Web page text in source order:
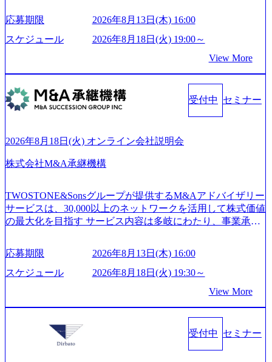
mages/20250502152751_46c65543-87ef-4e86-a85a-8649e1c532f9
_956x512.webp https://storage.googleapis.com/our-vision-producti
on.appspot.com/public/images/20250502152804_ba6aaa1a-9ffc-4f
m/our-vision-production.appspot.com/public/images/202505021528
31_721b100c-62c9-4258-aa0e-97182898115f_960x510.webp シ
ンプレクス社は、FinTech領域に強みを持つITコンサルティ
ング会社で、NRI、NTTDATAと同じく世界のFinTech Ranki
ngsTop 100企業にも選出されている。ITコンサルティング、
特長 ビジネスへの深い理解を持つコンサルタントが集うXs
pearと、最先端テクノロジーに深い知見を持つシンプレクス
社またはグループ会社との協力体制を築いている Xspear社
sion-production.appspot.com/public/images/20240925204111_caa9
4e4b-6aae-45a6-a0ce-b98154c816a2_1153x543.webp メンバー情
報 (https://www.xspear.co.jp/member/)一部抜粋 - 伊勢山 昇吾氏:
業界で新規事業戦略、成長戦略、PMI推進、業務改革等の幅
広いプロジェクトに従事 - 鈴木健仁氏：新卒でベイカレン
トに入社し最年少ディレクターを経てXspearに参画 - 梶田
威人氏：BCG出身。金融業界における戦略策定、DX戦略立
案、人事組織テーマに強みを持ち、メディア・エンタメ業
界においてはDX戦略立案、NFT等の新規事業立案を得意と
する。 - 藏満 一馬氏：アクセンチュア出身。金融業界を中
心に、DX戦略策定、新規事業立案、組織変革、規制対応等
の幅広いプロジェクトを主導する。 - 天野 善仁氏：19卒Pw
世界トップクラスのシェアを有している 技術と対話を通じ
て未来を創造し、社会課題の解決に貢献することを目指し
ている Mission:私たちの技術/私たちの対話 Vision:夢を未来
話 IoT社会の浸透、AIの加速等により半導体需要は世界中で
急伸長しており、それに伴い半導体製造装置の需要も伸長
中 https://storage.googleapis.com/our-vision-production.appspot.co
m/public/images/20260224131045_0fee4978-bb25-43a7-a367-542
6b95cd599_1200x543.webp https://storage.googleapis.com/our-visi
cb8-329e-4a45-a8f5-73d9728b2cd7_1200x486.webp https://storag
e.googleapis.com/our-vision-production.appspot.com/public/image
s/20260224131100_d8b3379f-6e64-4566-aea4-924f21977d35_120
0x460.webp https://storage.googleapis.com/our-vision-production.a
810e-138e27965ee8_1200x386.webp グローバル人財育成を目
的とした「語学研修」、効果的なプレゼンのポイントを掴
み実践に強くなるための「プレゼン研修」、自社キャリア
アドバイザーによる自身のキャリア構築をめざす「キャリ
スタイム制度を実施しており、月単位の決められた労働時
間の範囲内で、出社・退社の時刻を社員の自己裁量に委
ね、ワークライフバランスを図りながら効率的に働くこと
ができる 【休日】 土日祝休みの完全週休2日制 2025年度の
年間休日は125日（GW8日、夏季9日、年末年始9日） 有給
休暇は年間24日（4月1日入社の場合）で、入社日に付与さ
れます。 年次有給休暇の残日数は、翌年度に繰り越すこと
ができます。 慶弔休暇は、事由により取得可能日数は異な
応募期限
2026年8月13日(木) 16:00
スケジュール
2026年8月18日(火) 19:00～
View More
受付中 セミナー
2026年8月18日(火) オンライン会社説明会
株式会社M&A承継機構
TWOSTONE&Sonsグループが提供するM&Aアドバイザリー
サービスは、30,000以上のネットワークを活用して株式価値
の最大化を目指す サービス内容は多岐にわたり、事業承継
リーなどが含まれており、幅広いニーズに対応 譲渡企業に
対しては完全成功報酬制を採用し、M&A以外の選択肢も尊
重する姿勢を持ち、将来の株価成長を取り込むスキームの
&A業界のリーディングカンパニーであり、領域にこだわら
ず幅広い案件に携わりながら自己成長とキャリアの挑戦が
可能 M&Aセンター出身者3名がメインメンバーであり、経
験豊富なアドバイザーと共に働くことで、M&Aや財務アド
バイザリーなどの専門知識を獲得し、キャリアを発展させ
応募期限
2026年8月13日(木) 16:00
スケジュール
2026年8月18日(火) 19:30～
View More
受付中 セミナー